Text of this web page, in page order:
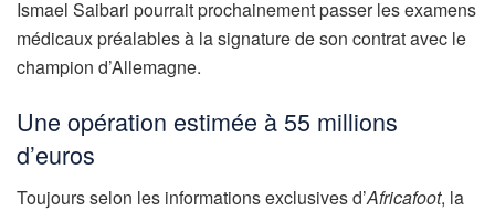
Ismael Saibari pourrait prochainement passer les examens
médicaux préalables à la signature de son contrat avec le
champion d’Allemagne.
Une opération estimée à 55 millions
d’euros
Toujours selon les informations exclusives d’Africafoot, la